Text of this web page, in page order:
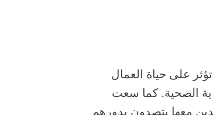
على حياة العمال
الصحية. كما سعت
معها يتصدون بدورهم